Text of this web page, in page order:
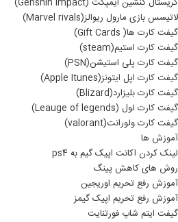
لاتیسس بازی مارول ریوالز(Marvel rivals)
گیفت کارت ها( Gift Cards)
گیفت کارت استیم(steam)
گیفت کارت پلی استیشن(PSN)
گیفت کارت اپل ایتونز(Apple Itunes)
گیفت کارت بلیزارد(Blizard)
گیفت کارت لول (Leauge of legends)
گیفت کارت ولورانت(valorant)
آموزش ها
لینک کردن اکانت اپیک گیم به ps4
روش های کاهش پینگ
آموزش رفع تحریم اوریجین
آموزش رفع تحریم اپیک گیمز
گیفت ایتم شاپ فورتنایت